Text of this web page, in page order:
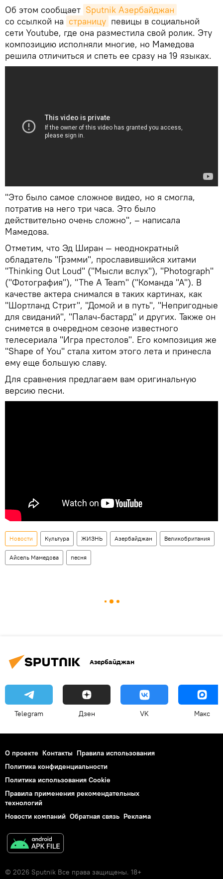
Об этом сообщает Sputnik Азербайджан
со ссылкой на страницу певицы в социальной
сети Youtube, где она разместила свой ролик. Эту
композицию исполняли многие, но Мамедова
решила отличиться и спеть ее сразу на 19 языках.
"Это было самое сложное видео, но я смогла,
потратив на него три часа. Это было
действительно очень сложно", – написала
Мамедова.
Отметим, что Эд Ширан — неоднократный
обладатель "Грэмми", прославившийся хитами
"Thinking Out Loud" ("Мысли вслух"), "Photograph"
("Фотография"), "The A Team" ("Команда "А"). В
качестве актера снимался в таких картинах, как
"Шортланд Стрит", "Домой и в путь", "Непригодные
для свиданий", "Палач-бастард" и других. Также он
снимется в очередном сезоне известного
телесериала "Игра престолов". Его композиция же
"Shape of You" стала хитом этого лета и принесла
ему еще большую славу.
Для сравнения предлагаем вам оригинальную
версию песни.
Новости Культура ЖИЗНЬ Азербайджан Великобритания
Айсель Мамедова песня
Азербайджан
Telegram Дзен VK Макс
О проекте Контакты Правила использования
Политика конфиденциальности
Политика использования Cookie
Правила применения рекомендательных
технологий
Новости компаний Обратная связь Реклама
© 2026 Sputnik Все права защищены. 18+